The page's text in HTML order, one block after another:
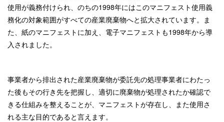
使用が義務付けられ、のちの1998年にはこのマニフェスト使用義
務化の対象範囲がすべての産業廃棄物へと拡大されています。ま
た、紙のマニフェストに加え、電子マニフェストも1998年から導
入されました。
事業者から排出された産業廃棄物が委託先の処理事業者にわたっ
た後もその行き先を把握し、適切に廃棄物が処理されたか確認で
きる仕組みを整えることが、マニフェストが存在し、また使用さ
れる主な目的であると言えます。